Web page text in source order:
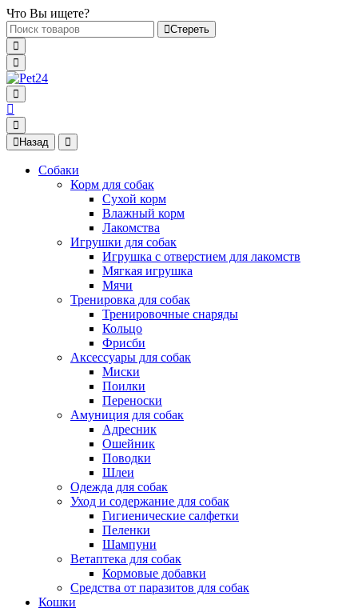
Что Вы ищете?
Стереть
Назад
Собаки
Корм для собак
Сухой корм
Влажный корм
Лакомства
Игрушки для собак
Игрушка с отверстием для лакомств
Мягкая игрушка
Мячи
Тренировка для собак
Тренировочные снаряды
Кольцо
Фрисби
Аксессуары для собак
Миски
Поилки
Переноски
Амуниция для собак
Адресник
Ошейник
Поводки
Шлеи
Одежда для собак
Уход и содержание для собак
Гигиенические салфетки
Пеленки
Шампуни
Ветаптека для собак
Кормовые добавки
Средства от паразитов для собак
Кошки